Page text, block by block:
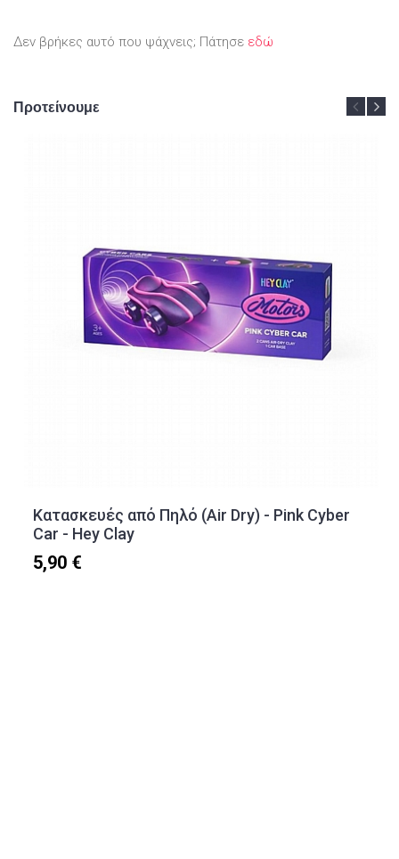
Δεν βρήκες αυτό που ψάχνεις; Πάτησε εδώ
Προτείνουμε
Κατασκευές από Πηλό (Air Dry) - Pink Cyber
Car - Hey Clay
5,90 €